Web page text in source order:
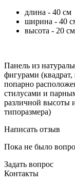
длина - 40 см
ширина - 40
высота - 20 см
Панель из
фигурами (квадрат,
попарно
стилусами и
различной высоты
типоразмера)
Написать отзыв
Пока не было
Задать вопрос
Контакты